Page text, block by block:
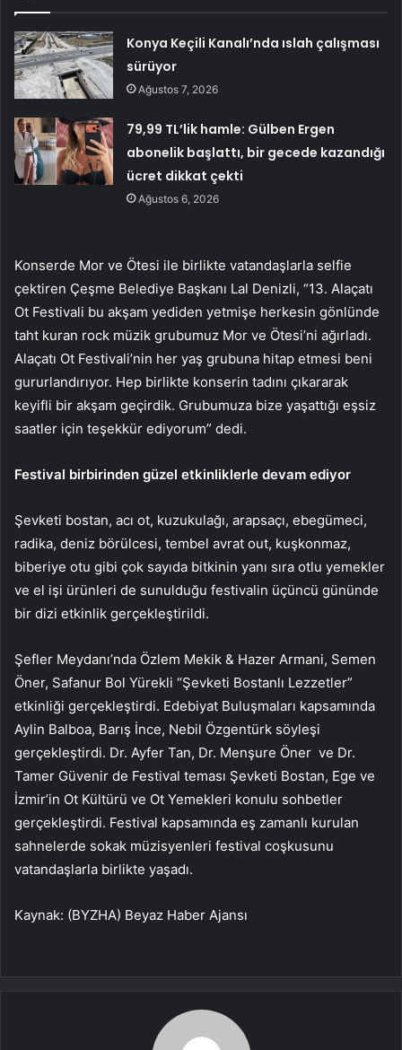
Konya Keçili Kanalı’nda ıslah çalışması
sürüyor
Ağustos 7, 2026
79,99 TL’lik hamle: Gülben Ergen
abonelik başlattı, bir gecede kazandığı
ücret dikkat çekti
Ağustos 6, 2026
Konserde Mor ve Ötesi ile birlikte vatandaşlarla selfie
çektiren Çeşme Belediye Başkanı Lal Denizli, “13. Alaçatı
Ot Festivali bu akşam yediden yetmişe herkesin gönlünde
taht kuran rock müzik grubumuz Mor ve Ötesi’ni ağırladı.
Alaçatı Ot Festivali’nin her yaş grubuna hitap etmesi beni
gururlandırıyor. Hep birlikte konserin tadını çıkararak
keyifli bir akşam geçirdik. Grubumuza bize yaşattığı eşsiz
saatler için teşekkür ediyorum” dedi.
Festival birbirinden güzel etkinliklerle devam ediyor
Şevketi bostan, acı ot, kuzukulağı, arapsaçı, ebegümeci,
radika, deniz börülcesi, tembel avrat out, kuşkonmaz,
biberiye otu gibi çok sayıda bitkinin yanı sıra otlu yemekler
ve el işi ürünleri de sunulduğu festivalin üçüncü gününde
bir dizi etkinlik gerçekleştirildi.
Şefler Meydanı’nda Özlem Mekik & Hazer Armani, Semen
Öner, Safanur Bol Yürekli “Şevketi Bostanlı Lezzetler”
etkinliği gerçekleştirdi. Edebiyat Buluşmaları kapsamında
Aylin Balboa, Barış İnce, Nebil Özgentürk söyleşi
gerçekleştirdi. Dr. Ayfer Tan, Dr. Menşure Öner ve Dr.
Tamer Güvenir de Festival teması Şevketi Bostan, Ege ve
İzmir’in Ot Kültürü ve Ot Yemekleri konulu sohbetler
gerçekleştirdi. Festival kapsamında eş zamanlı kurulan
sahnelerde sokak müzisyenleri festival coşkusunu
vatandaşlarla birlikte yaşadı.
Kaynak: (BYZHA) Beyaz Haber Ajansı